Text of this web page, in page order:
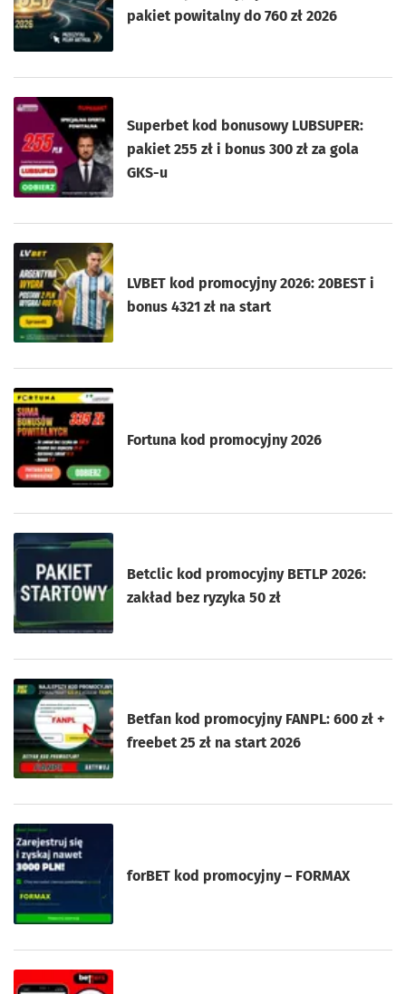
pakiet powitalny do 760 zł 2026
Superbet kod bonusowy LUBSUPER:
pakiet 255 zł i bonus 300 zł za gola
GKS-u
LVBET kod promocyjny 2026: 20BEST i
bonus 4321 zł na start
Fortuna kod promocyjny 2026
Betclic kod promocyjny BETLP 2026:
zakład bez ryzyka 50 zł
Betfan kod promocyjny FANPL: 600 zł +
freebet 25 zł na start 2026
forBET kod promocyjny – FORMAX